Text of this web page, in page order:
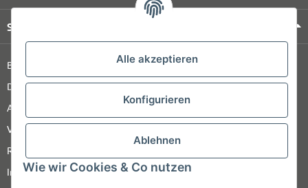
Alle akzeptieren
Konfigurieren
Ablehnen
Wie wir Cookies & Co nutzen
Shop Service
Barrierefreiheitserklärung
Datenschutz
AGB
Versandinformationen
Retour
Impressum